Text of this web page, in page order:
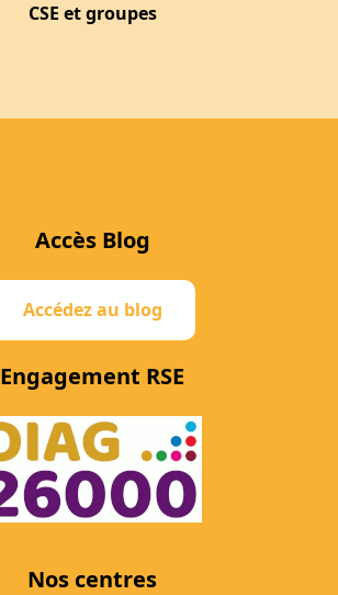
CSE et groupes
Accès Blog
Accédez au blog
Engagement RSE
Nos centres